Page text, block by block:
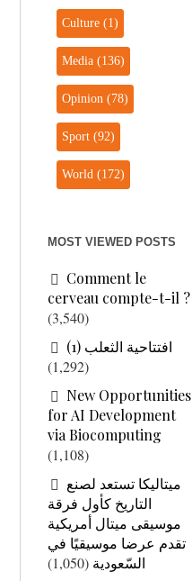
Culture(1)
Media(136)
Opinion(78)
Sport(92)
World(172)
MOST VIEWED POSTS
Comment le
cerveau compte-t-il ?
(3,540)
افتتاحية الثعلب (1)
(1,292)
New Opportunities
for AI Development
via Biocomputing
(1,108)
ميتاليكا تستعد لصنع
التاريخ كأول فرقة
موسيقى ميتال أمريكية
تقدم عرضا موسيقيًا في
السّعودية (1,050)